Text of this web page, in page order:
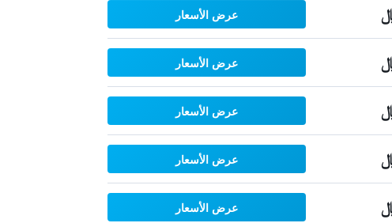
عرض الأسعار
عرض الأسعار
عرض الأسعار
عرض الأسعار
عرض الأسعار